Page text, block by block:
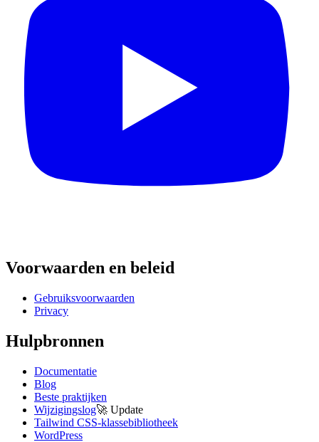
Voorwaarden en beleid
Gebruiksvoorwaarden
Privacy
Hulpbronnen
Documentatie
Blog
Beste praktijken
Wijzigingslog🚀 Update
Tailwind CSS-klassebibliotheek
WordPress